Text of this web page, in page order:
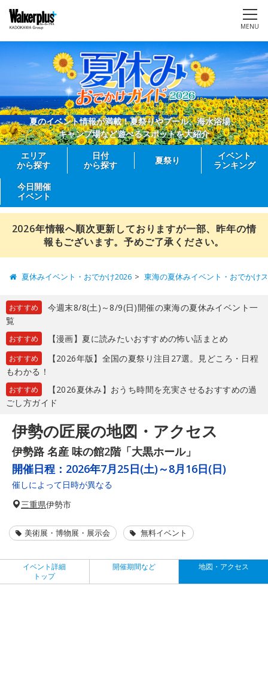
MENU
夏のイベント情報が満載！夏祭りやプール、海水浴場、
キャンプ場など遊べるスポットを大紹介
エリア
から探す
日付
から探す
夏祭り
イベント
ランキング
今日開催
イベント
2026年情報へ順次更新しておりますが一部、昨年の情
報もございます。予めご了承ください。
夏休みイベント・おでかけ2026 東海の夏休みイベント・おでかけ
おすすめ
今週末8/8(土)～8/9(日)開催の東海の夏休みイベント一
覧
おすすめ 【漫画】夏に読みたいおすすめの怖い話まとめ
おすすめ
【2026年版】全国の夏祭り注目27選。見どころ・日程
もわかる！
おすすめ
【2026夏休み】おうち時間を充実させるおすすめの過
ごし方ガイド
伊勢の匠展の地図・アクセス
伊勢路 名産 味の館2階「大黒ホール」
開催日程： 2026年7月25日(土)～8月16日(日)
催しによって日時が異なる
三重県伊勢市
美術展・博物展・展示会 無料イベント
イベント詳細
トップ
開催期間など 地図・アクセス